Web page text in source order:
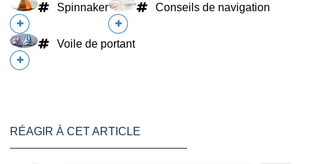
Spinnaker Conseils de navigation
Voile de portant
RÉAGIR À CET ARTICLE